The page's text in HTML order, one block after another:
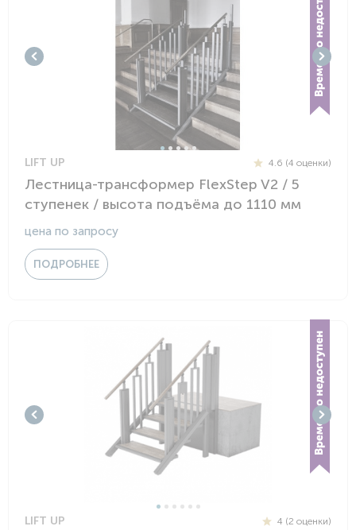
LIFT UP 4.6 (4 оценки)
Лестница-трансформер FlexStep V2 / 5
ступенек / высота подъёма до 1110 мм
цена по запросу
ПОДРОБНЕЕ
LIFT UP 4 (2 оценки)